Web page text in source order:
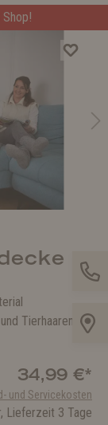
Tierhaaren
34,99 €*
und Servicekosten
Lieferzeit 3 Tage